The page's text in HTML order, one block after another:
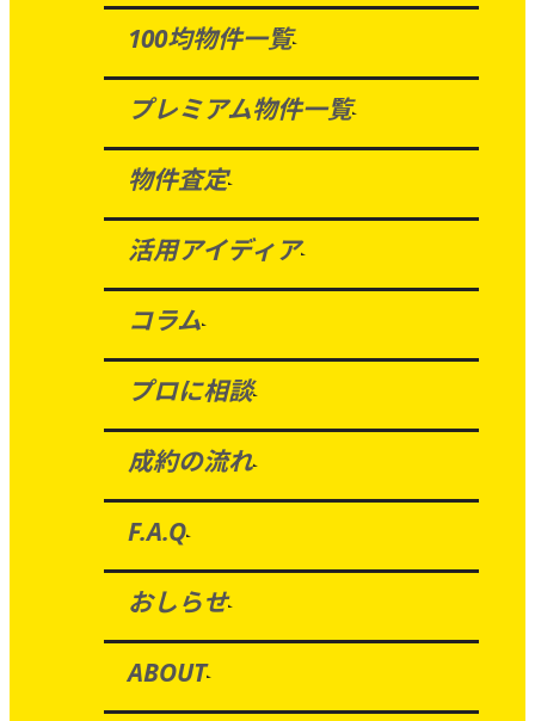
100均物件一覧
プレミアム物件一覧
物件査定
活用アイディア
コラム
プロに相談
成約の流れ
F.A.Q
おしらせ
ABOUT